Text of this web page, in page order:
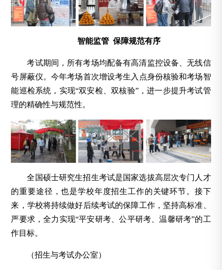
智能监管 保障规范有序
考试期间，所有考场均配备有高清监控设备、无线信
号屏蔽仪。今年考场首次增设考生入点身份核验和考场智
能巡检系统，实现“双安检、双核验”，进一步提升考试管
理的精确性与规范性。
全国硕士研究生招生考试是国家选拔高层次专门人才
的重要途径，也是学校年度招生工作的关键环节。接下
来，学校将持续做好后续考试的保障工作，坚持高标准、
严要求，全力实现“平安研考、公平研考、温馨研考”的工
作目标。
（招生与考试办公室）